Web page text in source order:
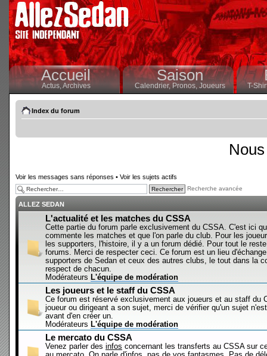
Accueil
Actus,Archives
Saison
Calendrier,Pronos, Joueurs T-
Index du forum
Voir les messages sans réponses • Voir les sujets actifs
Recherche avancée
ALLEZ SEDAN
L'actualité et les matches du CSSA
Cette partie du forum parle exclusivement du CSSA. C'est ici
commente les matches et que l'on parle du club. Pour les
les supporters, l'histoire, il y a un forum dédié. Pour tout le
forums. Merci de respecter ceci. Ce forum est un lieu
supporters de Sedan et ceux des autres clubs, le tout dans la
respect de chacun.
Modérateurs L'équipe de modération
Les joueurs et le staff du CSSA
Ce forum est réservé exclusivement aux joueurs et au staff du
joueur ou dirigeant a son sujet, merci de vérifier qu'un sujet
avant d'en créer un.
Modérateurs L'équipe de modération
Le mercato du CSSA
Venez parler des infos concernant les transferts au CSSA sur